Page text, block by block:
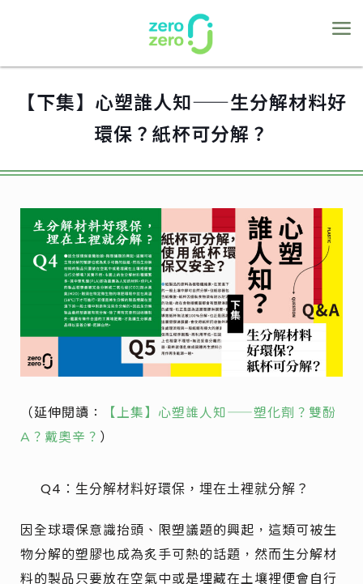
【下集】心塑誰人知——生分解材料好
環保？紙杯可分解？
（延伸閱讀：
【上集】心塑誰人知——塑化劑？雙酚
A？戴奧辛？ ）
Q4：生分解材料好環保，埋在土裡就分解？
因全球環保意識抬頭、限塑議題的興起，這類可被生
物分解的塑膠也成為炙手可熱的話題，然而生分解材
料的製品只要放在空氣中或是埋藏在土壤裡便會自行